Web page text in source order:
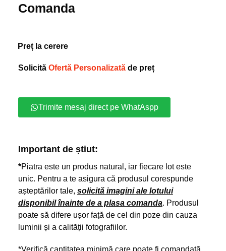
Comanda
Preț la cerere
Solicită Ofertă Personalizată de preț
Trimite mesaj direct pe WhatAspp
Important de știut:
*Piatra este un produs natural, iar fiecare lot este
unic. Pentru a te asigura că produsul corespunde
așteptărilor tale, solicită imagini ale lotului
disponibil înainte de a plasa comanda. Produsul
poate să difere ușor față de cel din poze din cauza
luminii și a calității fotografiilor.
*Verifică cantitatea minimă care poate fi comandată